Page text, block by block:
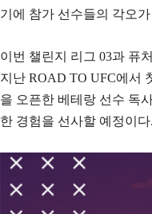
기에 참가 선수들의 각오
이번 챌린지 리그 03과 퓨
지난 ROAD TO UFC에서
을 오픈한 베테랑 선수 독
한 경험을 선사할 예정이다.